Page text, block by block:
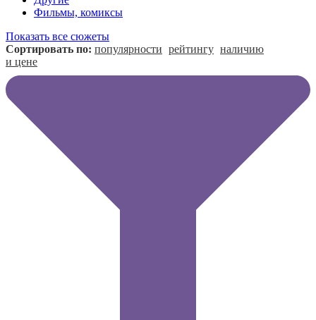
Фильмы, комиксы
Показать все сюжеты
Сортировать по: популярности рейтингу наличию
и цене